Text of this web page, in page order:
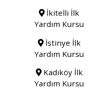
İkitelli İlk
Yardım Kursu
İstinye İlk
Yardım Kursu
Kadıköy İlk
Yardım Kursu